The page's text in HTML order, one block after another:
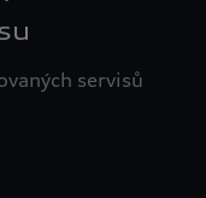
servisů